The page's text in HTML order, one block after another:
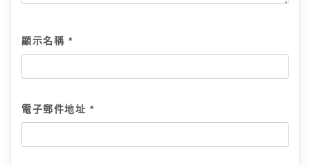
顯示名稱 *
電子郵件地址*